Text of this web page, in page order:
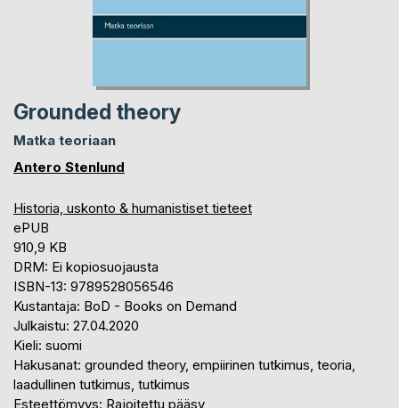
Grounded theory
Matka teoriaan
Antero Stenlund
Historia, uskonto & humanistiset tieteet
ePUB
910,9 KB
DRM: Ei kopiosuojausta
ISBN-13: 9789528056546
Kustantaja: BoD - Books on Demand
Julkaistu: 27.04.2020
Kieli: suomi
Hakusanat: grounded theory, empiirinen tutkimus, teoria,
laadullinen tutkimus, tutkimus
Esteettömyys: Rajoitettu pääsy